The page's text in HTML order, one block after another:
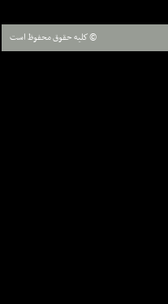
© كليه حقوق محفوظ است